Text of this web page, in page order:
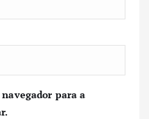
para a